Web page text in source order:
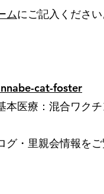
ムにご記入ください
cat-foster
医療：混合ワク
・里親会情報を